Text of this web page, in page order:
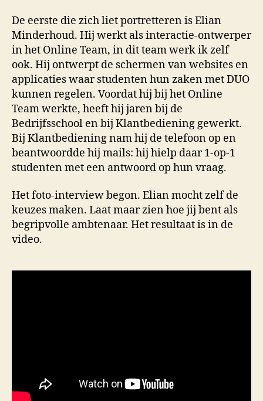
De eerste die zich liet portretteren is Elian
Minderhoud. Hij werkt als interactie-ontwerper
in het Online Team, in dit team werk ik zelf
ook. Hij ontwerpt de schermen van websites en
applicaties waar studenten hun zaken met DUO
kunnen regelen. Voordat hij bij het Online
Team werkte, heeft hij jaren bij de
Bedrijfsschool en bij Klantbediening gewerkt.
Bij Klantbediening nam hij de telefoon op en
beantwoordde hij mails: hij hielp daar 1-op-1
studenten met een antwoord op hun vraag.
Het foto-interview begon. Elian mocht zelf de
keuzes maken. Laat maar zien hoe jij bent als
begripvolle ambtenaar. Het resultaat is in de
video.